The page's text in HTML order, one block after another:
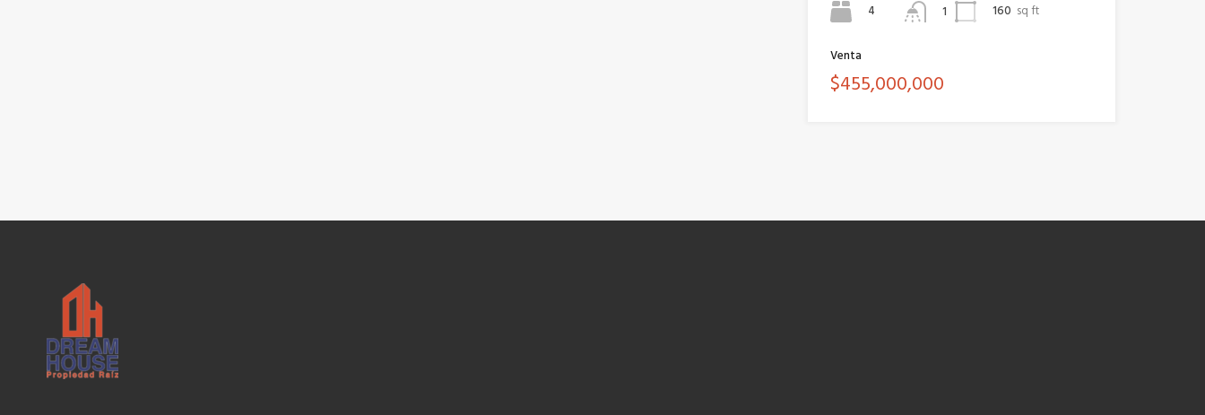
4
1
160 sq ft
Venta
$455,000,000